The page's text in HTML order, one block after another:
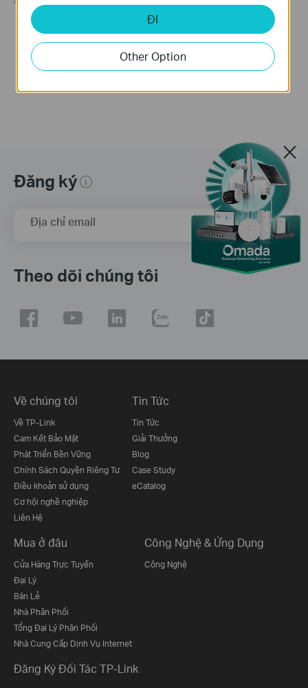
How to set up a TP-
Link Range Extender
Đăng ký
Địa chỉ email Đăng Ký
Theo dõi chúng tôi
Về chúng tôi
Về TP-Link
Cam Kết Bảo Mật
Phát Triển Bền Vững
Chính Sách Quyền Riêng Tư
Điều khoản sử dụng
Cơ hội nghề nghiệp
Liên Hệ
Tin Tức
Tin Tức
Giải Thưởng
Blog
Case Study
eCatalog
Mua ở đâu
Cửa Hàng Trực Tuyến
Đại Lý
Bán Lẻ
Nhà Phân Phối
Tổng Đại Lý Phân Phối
Nhà Cung Cấp Dịnh Vụ Internet
Công Nghệ & Ứng Dụng
Công Nghệ
Đăng Ký Đối Tác TP-Link
ĐI
Other Option